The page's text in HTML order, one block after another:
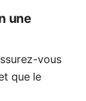
une
vous
que le